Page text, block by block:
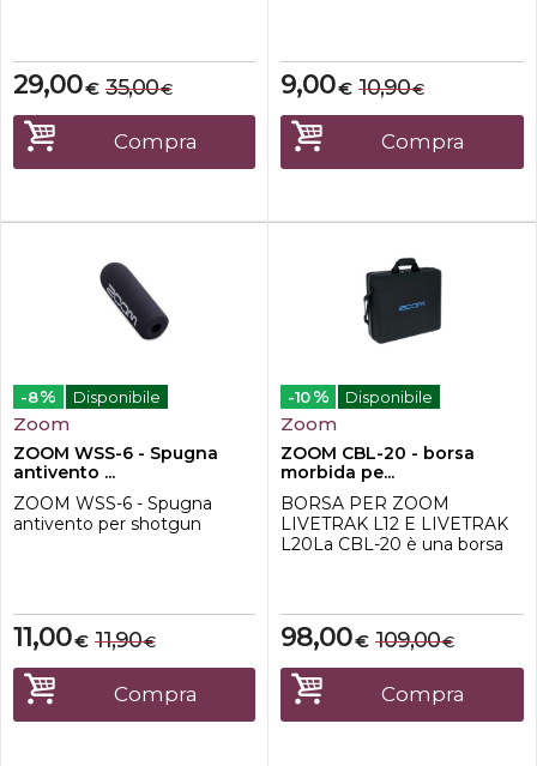
€
29,00 €
35,00
Compra
€
9,00 €
10,90
Compra
-8% Disponibile
Zoom
ZOOM WSS-6 - Spugna
antivento ...
ZOOM WSS-6 - Spugna
antivento per shotgun
€
11,00 €
11,90
Compra
-10 % Disponibile
Zoom
ZOOM CBL-20 - borsa
morbida pe...
BORSA PER ZOOM
LIVETRAK L12 E LIVETRAK
L20La CBL-20 è una borsa
contenere un LiveTrak L-20
o un LiveTrak L-12, nonché gli
accessori come
alimentatore, cavi e schede
SD, e puoi portarli
comodamente con te. Ha
€
98,00 €
109,00
Compra